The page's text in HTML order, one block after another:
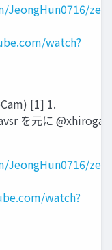
watch?
[1] 1.
を元に @xhiroga
watch?